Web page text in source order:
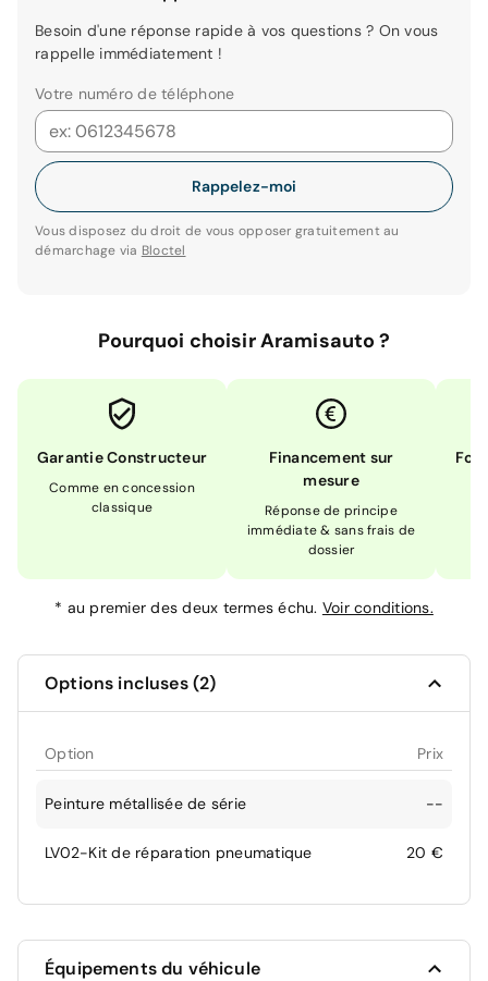
Besoin d'une réponse rapide à vos questions ? On vous
rappelle immédiatement !
Votre numéro de téléphone
Rappelez-moi
Vous disposez du droit de vous opposer gratuitement au
démarchage via Bloctel
Pourquoi choisir Aramisauto ?
Garantie Constructeur
Comme en concession
classique
Financement sur
mesure
Réponse de principe
immédiate & sans frais de
dossier
* au premier des deux termes échu. Voir conditions.
Options incluses (2)
Option Prix
Peinture métallisée de série --
LV02-Kit de réparation pneumatique 20 €
Équipements du véhicule